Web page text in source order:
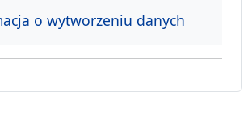
o wytworzeniu danych